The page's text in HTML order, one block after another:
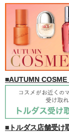
■AUTUMN COSME
■トルダス店舗受け